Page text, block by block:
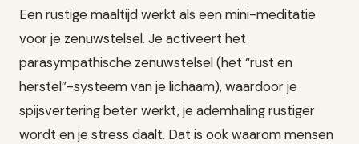
Een rustige maaltijd werkt als een mini-meditatie
voor je zenuwstelsel. Je activeert het
parasympathische zenuwstelsel (het “rust en
herstel”-systeem van je lichaam), waardoor je
spijsvertering beter werkt, je ademhaling rustiger
wordt en je stress daalt. Dat is ook waarom mensen